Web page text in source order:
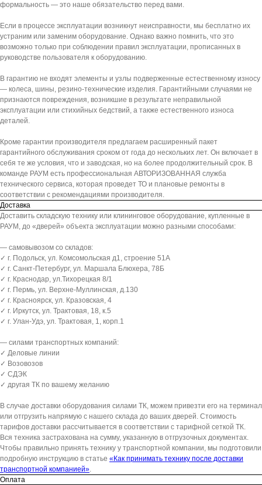
формальность — это наше обязательство перед вами.
Если в процессе эксплуатации возникнут неисправности, мы бесплатно их
устраним или заменим оборудование. Однако важно помнить, что это
возможно только при соблюдении правил эксплуатации, прописанных в
руководстве пользователя к оборудованию.
В гарантию не входят элементы и узлы подверженные естественному износу
— колеса, шины, резино-технические изделия. Гарантийными случаями не
признаются повреждения, возникшие в результате неправильной
эксплуатации или стихийных бедствий, а также естественного износа
деталей.
Кроме гарантии производителя предлагаем расширенный пакет
гарантийного обслуживания сроком от года до нескольких лет. Он включает в
себя те же условия, что и заводская, но на более продолжительный срок. В
команде РАУМ есть профессиональная АВТОРИЗОВАННАЯ служба
технического сервиса, которая проведет ТО и плановые ремонты в
соответствии с рекомендациями производителя.
Доставка
Доставить складскую технику или клининговое оборудование, купленные в
РАУМ, до «дверей» объекта эксплуатации можно разными способами:
— самовывозом со складов:
✓ г. Подольск, ул. Комсомольская д1, строение 51А
✓ г. Санкт-Петербург, ул. Маршала Блюхера, 78Б
✓ г. Краснодар, ул.Тихорецкая 8/1
✓ г. Пермь, ул. Верхне-Муллинская, д.130
✓ г. Красноярск, ул. Кразовская, 4
✓ г. Иркутск, ул. Трактовая, 18, к.5
✓ г. Улан-Удэ, ул. Трактовая, 1, корп.1
— силами транспортных компаний:
✓ Деловые линии
✓ Возовозов
✓ СДЭК
✓ другая ТК по вашему желанию
В случае доставки оборудования силами ТК, можем привезти его на терминал
или отгрузить напрямую с нашего склада до ваших дверей. Стоимость
тарифов доставки рассчитывается в соответствии с тарифной сеткой ТК.
Вся техника застрахована на сумму, указанную в отгрузочных документах.
Чтобы правильно принять технику у транспортной компании, мы подготовили
подробную инструкцию в статье «Как принимать технику после доставки
транспортной компанией».
Оплата